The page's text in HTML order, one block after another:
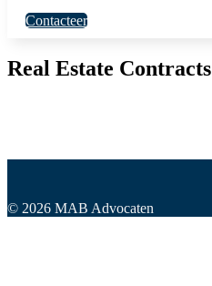
Contacteer
Real Estate Contracts
© 2026 MAB Advocaten